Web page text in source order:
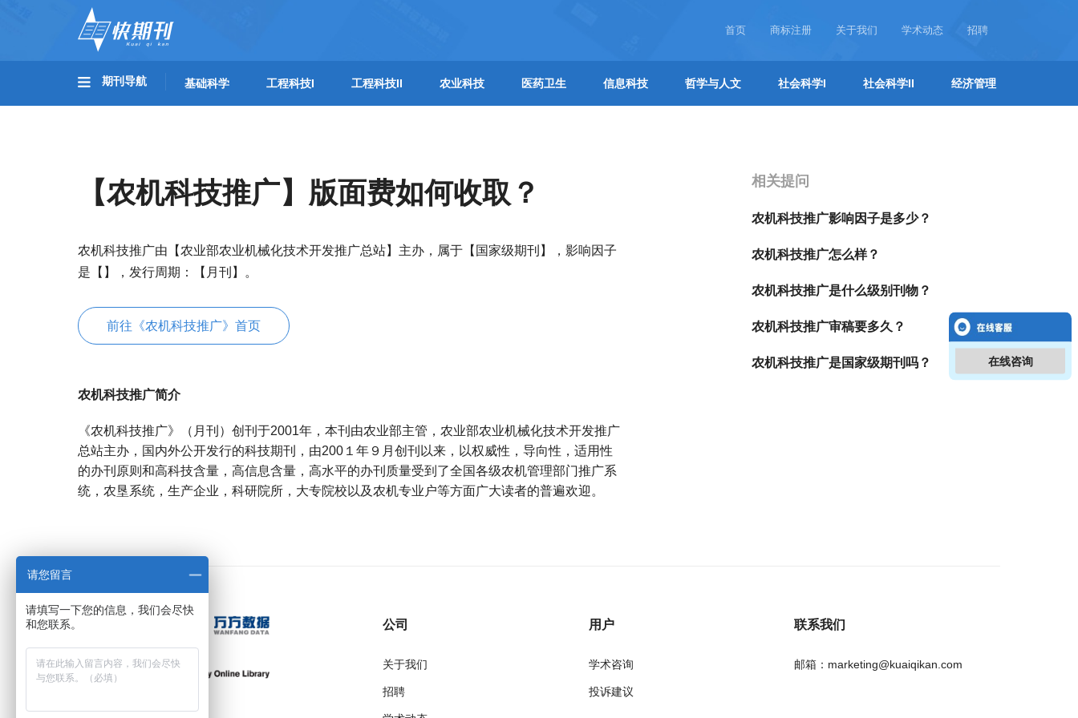
首页 商标注册 关于我们 学术动态 招聘
期刊导航 基础科学 工程科技I 工程科技II 农业科技 医药卫生 信息科技 哲学与人文 社会科学I 社会科学II 经济管理
【农机科技推广】版面费如何收取？
农机科技推广由【农业部农业机械化技术开发推广总站】主办，属于【国家级期刊】，影响因子
是【】，发行周期：【月刊】。
前往《农机科技推广》首页
农机科技推广简介
《农机科技推广》（月刊）创刊于2001年，本刊由农业部主管，农业部农业机械化技术开发推广
总站主办，国内外公开发行的科技期刊，由200１年９月创刊以来，以权威性，导向性，适用性
的办刊原则和高科技含量，高信息含量，高水平的办刊质量受到了全国各级农机管理部门推广系
统，农垦系统，生产企业，科研院所，大专院校以及农机专业户等方面广大读者的普遍欢迎。
相关提问
农机科技推广影响因子是多少？
农机科技推广怎么样？
农机科技推广是什么级别刊物？
农机科技推广审稿要多久？
农机科技推广是国家级期刊吗？
公司
关于我们
招聘
用户
学术咨询
投诉建议
联系我们
邮箱：marketing@kuaiqikan.com
在线咨询
请您留言
请填写一下您的信息，我们会尽快
和您联系。